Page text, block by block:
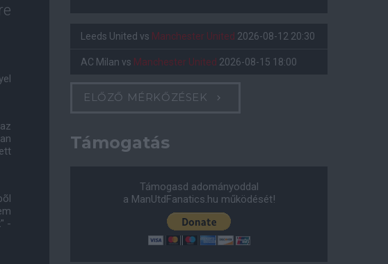
-
Leeds United vs Manchester United 2026-08-12 20:30
AC Milan vs Manchester United 2026-08-15 18:00
ELŐZŐ MÉRKŐZÉSEK
Támogatás
Támogasd adományoddal
a ManUtdFanatics.hu működését!